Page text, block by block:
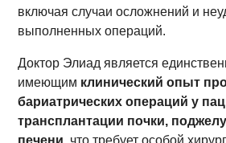
включая случаи осложнений и
выполненных операций.
Доктор Элиад является
имеющим клинический опыт
бариатрических операций у
трансплантации почки,
печени, что требует особой